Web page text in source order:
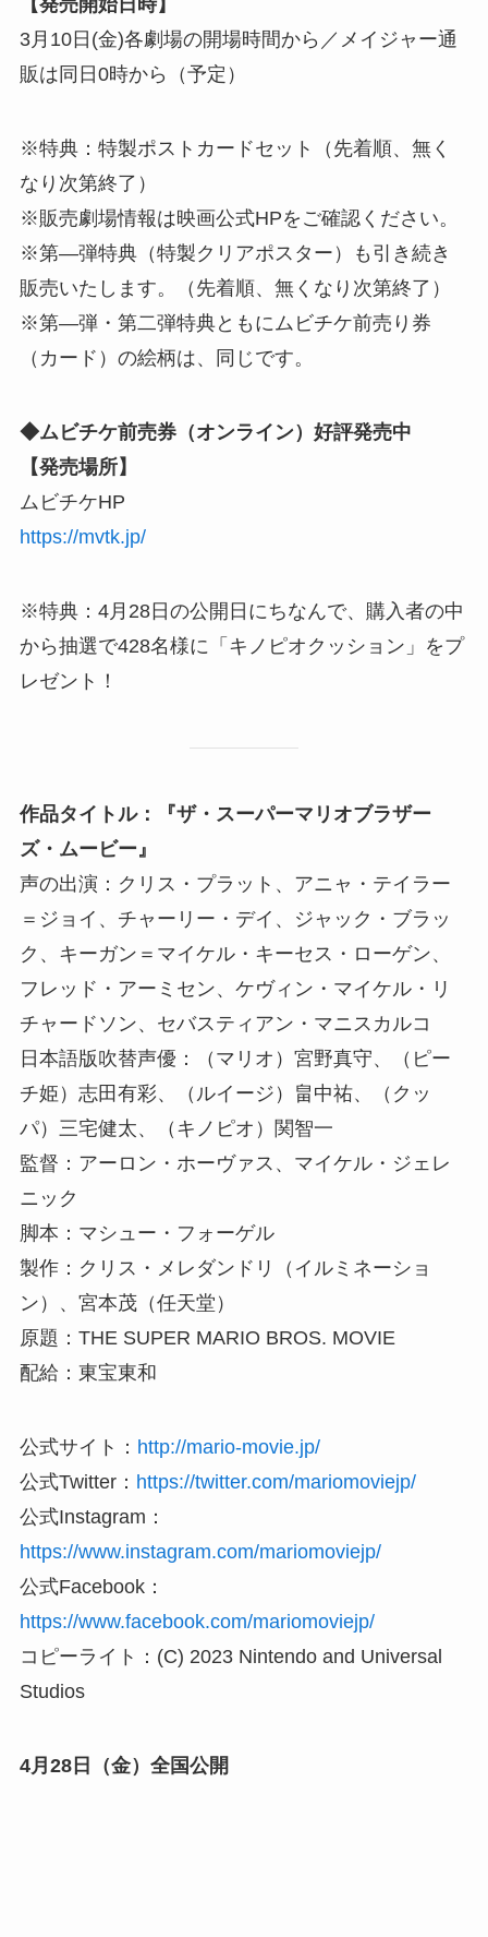
【発売開始日時】
3月10日(金)各劇場の開場時間から／メイジャー通
販は同日0時から（予定）
※特典：特製ポストカードセット（先着順、無く
なり次第終了）
※販売劇場情報は映画公式HPをご確認ください。
※第―弾特典（特製クリアポスター）も引き続き
販売いたします。（先着順、無くなり次第終了）
※第―弾・第二弾特典ともにムビチケ前売り券
（カード）の絵柄は、同じです。
◆ムビチケ前売券（オンライン）好評発売中
【発売場所】
ムビチケHP
https://mvtk.jp/
※特典：4月28日の公開日にちなんで、購入者の中
から抽選で428名様に「キノピオクッション」をプ
レゼント！
作品タイトル：『ザ・スーパーマリオブラザー
ズ・ムービー』
声の出演：クリス・プラット、アニャ・テイラー
＝ジョイ、チャーリー・デイ、ジャック・ブラッ
ク、キーガン＝マイケル・キーセス・ローゲン、
フレッド・アーミセン、ケヴィン・マイケル・リ
チャードソン、セバスティアン・マニスカルコ
日本語版吹替声優：（マリオ）宮野真守、（ピー
チ姫）志田有彩、（ルイージ）畠中祐、（クッ
パ）三宅健太、（キノピオ）関智一
監督：アーロン・ホーヴァス、マイケル・ジェレ
ニック
脚本：マシュー・フォーゲル
製作：クリス・メレダンドリ（イルミネーショ
ン）、宮本茂（任天堂）
原題：THE SUPER MARIO BROS. MOVIE
配給：東宝東和
公式サイト： http://mario-movie.jp/
公式Twitter： https://twitter.com/mariomoviejp/
公式Instagram：
https://www.instagram.com/mariomoviejp/
公式Facebook：
https://www.facebook.com/mariomoviejp/
コピーライト：(C) 2023 Nintendo and Universal
Studios
4月28日（金）全国公開